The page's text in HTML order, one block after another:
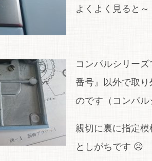
よくよく見ると～
コンパルシリー
番号』以外で取
のです（コンパル
親切に裏に指定
としがちです 😥